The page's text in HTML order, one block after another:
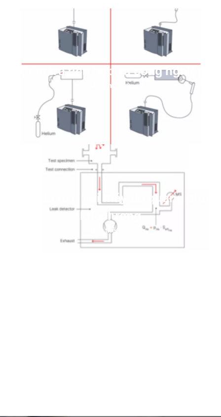
Kiểm tra tích hợp và công nghiệp
Đọc thêm
Máy dò rò rỉ với máy đo quang phổ
khối lượng
Đọc thêm